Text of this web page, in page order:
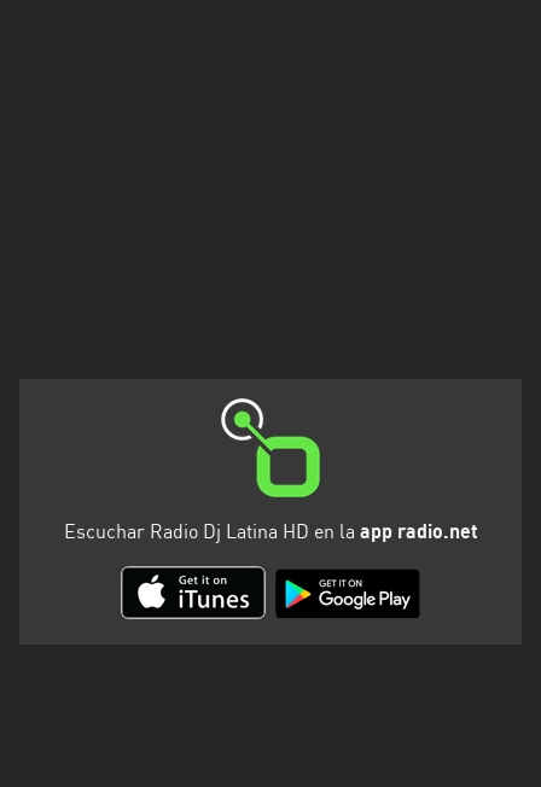
Escuchar Radio Dj Latina HD en la app radio.net